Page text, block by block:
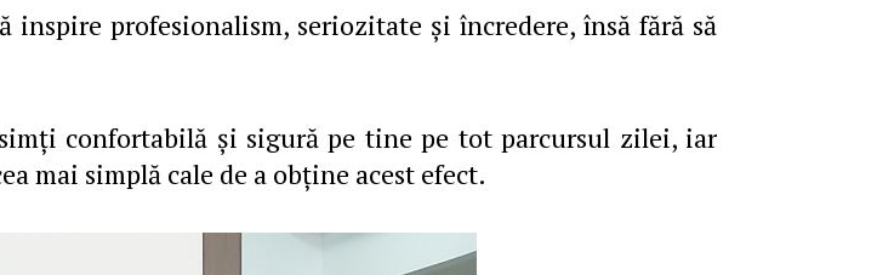
profesionalism, seriozitate și încredere, însă fără să
confortabilă și sigură pe tine pe tot parcursul zilei, iar
mai simplă cale de a obține acest efect.